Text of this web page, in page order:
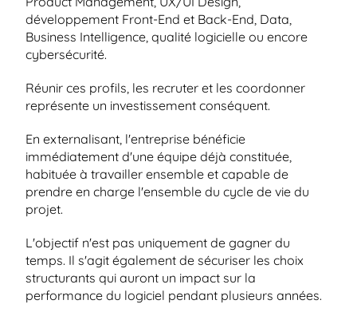
développement Front-End et Back-End, Data,
Business Intelligence, qualité logicielle ou encore
cybersécurité.
Réunir ces profils, les recruter et les coordonner
représente un investissement conséquent.
En externalisant, l'entreprise bénéficie
immédiatement d'une équipe déjà constituée,
habituée à travailler ensemble et capable de
prendre en charge l'ensemble du cycle de vie du
projet.
L'objectif n'est pas uniquement de gagner du
temps. Il s'agit également de sécuriser les choix
structurants qui auront un impact sur la
performance du logiciel pendant plusieurs années.